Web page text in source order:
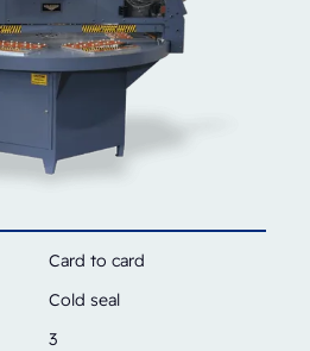
Card to card
Cold seal
3